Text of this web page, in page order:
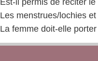
Les menstrues/lochies
La femme doit-elle